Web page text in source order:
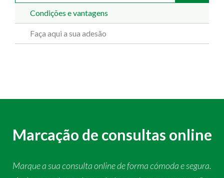
Condições e vantagens
Faça aqui a sua adesão
Marcação de consultas online
Marque a sua consulta online de forma cómoda e segura.